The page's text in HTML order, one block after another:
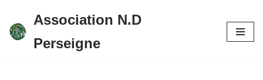
Aller
Association N.D
Perseigne